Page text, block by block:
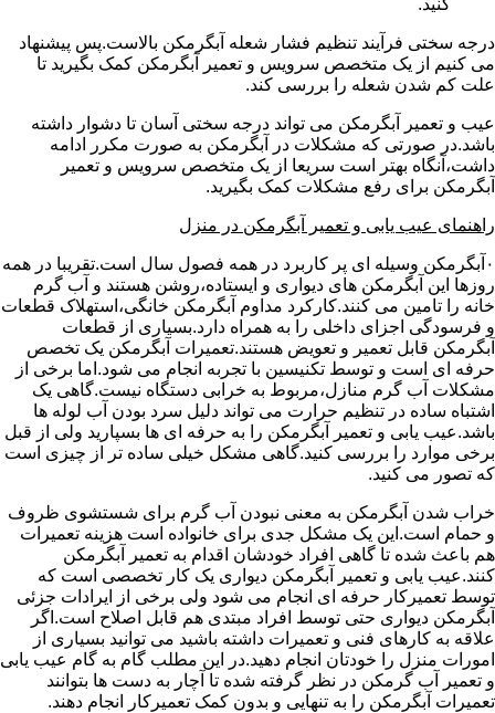
کنید.
درجه سختی فرآیند تنظیم فشار شعله آبگرمکن بالاست.پس پیشنهاد
می کنیم از یک متخصص سرویس و تعمیر آبگرمکن کمک بگیرید تا
علت کم شدن شعله را بررسی کند.
عیب و تعمیر آبگرمکن می تواند درجه سختی آسان تا دشوار داشته
باشد.در صورتی که مشکلات در آبگرمکن به صورت مکرر ادامه
داشت،آنگاه بهتر است سریعا از یک متخصص سرویس و تعمیر
آبگرمکن برای رفع مشکلات کمک بگیرید.
راهنمای عیب یابی و تعمیر آبگرمکن در منزل
۰آبگرمکن وسیله ای پر کاربرد در همه فصول سال است.تقریبا در همه
روزها این آبگرمکن های دیواری و ایستاده،روشن هستند و آب گرم
خانه را تامین می کنند.کارکرد مداوم آبگرمکن خانگی،استهلاک قطعات
و فرسودگی اجزای داخلی را به همراه دارد.بسیاری از قطعات
آبگرمکن قابل تعمیر و تعویض هستند.تعمیرات آبگرمکن یک تخصص
حرفه ای است و توسط تکنیسین با تجربه انجام می شود.اما برخی از
مشکلات آب گرم منازل،مربوط به خرابی دستگاه نیست.گاهی یک
اشتباه ساده در تنظیم حرارت می تواند دلیل سرد بودن آب لوله ها
باشد.عیب یابی و تعمیر آبگرمکن را به حرفه ای ها بسپارید ولی از قبل
برخی موارد را بررسی کنید.گاهی مشکل خیلی ساده تر از چیزی است
که تصور می کنید.
خراب شدن آبگرمکن به معنی نبودن آب گرم برای شستشوی ظروف
و حمام است.این یک مشکل جدی برای خانواده است هزینه تعمیرات
هم باعث شده تا گاهی افراد خودشان اقدام به تعمیر آبگرمکن
کنند.عیب یابی و تعمیر آبگرمکن دیواری یک کار تخصصی است که
توسط تعمیرکار حرفه ای انجام می شود ولی برخی از ایرادات جزئی
آبگرمکن دیواری حتی توسط افراد مبتدی هم قابل اصلاح است.اگر
علاقه به کارهای فنی و تعمیرات داشته باشید می توانید بسیاری از
امورات منزل را خودتان انجام دهید.در این مطلب گام به گام عیب یابی
و تعمیر آب گرمکن در نظر گرفته شده تا آچار به دست ها بتوانند
تعمیرات آبگرمکن را به تنهایی و بدون کمک تعمیرکار انجام دهند.